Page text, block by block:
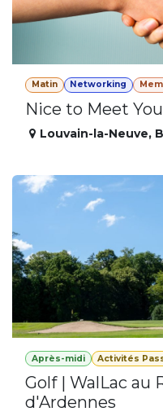
Matin Networking
Nice to Meet You
Louvain-la-Neuve,
Après-midi Activités
Golf | WalLac au
d'Ardennes